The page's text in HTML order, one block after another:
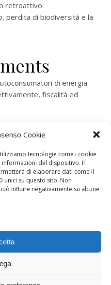
Cookie
tecnologie come i cookie
del dispositivo. Il
di elaborare dati come il
unici su questo sito. Non
influire negativamente su alcune
retroattivo
perdita di biodiversità e la
di energia
fiscalità ed
fiscalità ed
di energia
fiscalità ed
energia elettrica